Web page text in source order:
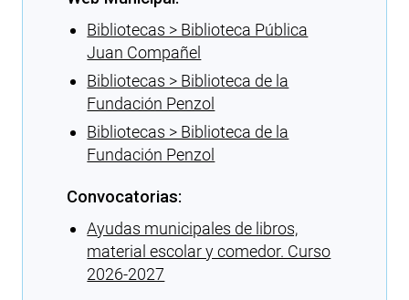
Bibliotecas > Biblioteca Pública
Juan Compañel
Bibliotecas > Biblioteca de la
Fundación Penzol
Bibliotecas > Biblioteca de la
Fundación Penzol
Convocatorias:
Ayudas municipales de libros,
material escolar y comedor. Curso
2026-2027